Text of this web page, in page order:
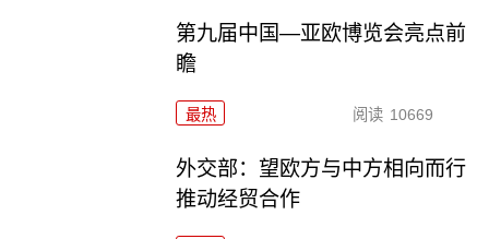
第九届中国—亚欧博览会亮点前
瞻
最热 阅读 10669
外交部：望欧方与中方相向而行
推动经贸合作